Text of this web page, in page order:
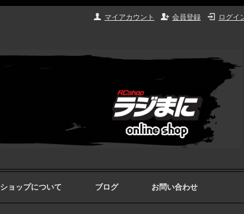
ログイ
会員登録
マイアカウント
ショップについて ブログ お問い合わせ